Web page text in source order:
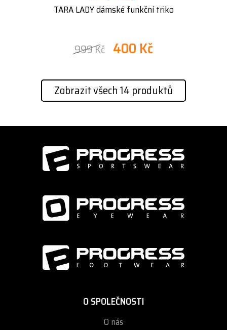
TARA LADY dámské funkční triko
999 Kč 400 Kč
Zobrazit všech 14 produktů
O SPOLEČNOSTI
O nás